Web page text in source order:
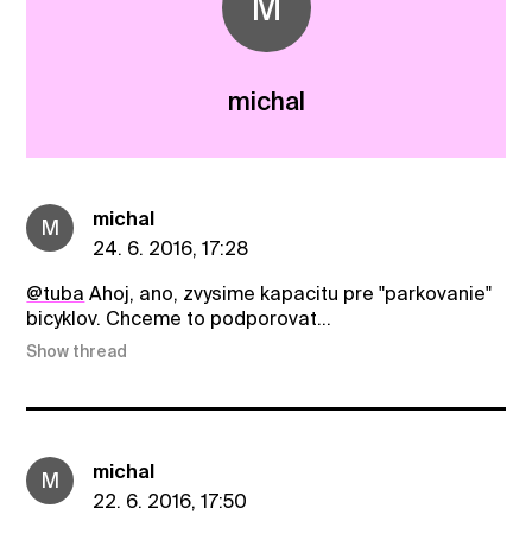
michal
M
michal
24. 6. 2016, 17:28
@tuba Ahoj, ano, zvysime kapacitu pre "parkovanie"
bicyklov. Chceme to podporovat...
Show thread
M
michal
22. 6. 2016, 17:50